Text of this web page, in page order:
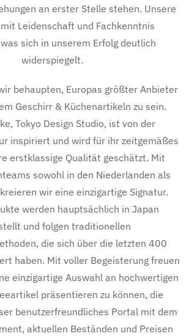
an erster Stelle stehen. Unsere
Leidenschaft und Fachkenntnis
sich in unserem Erfolg deutlich
widerspiegelt.
behaupten, Europas größter Anbieter
Geschirr & Küchenartikeln zu sein.
Tokyo Design Studio, ist von der
inspiriert und wird für ihr zeitgemäßes
erstklassige Qualität geschätzt. Mit
sowohl in den Niederlanden als
wir eine einzigartige Signatur.
werden hauptsächlich in Japan
und folgen traditionellen
die sich über die letzten 400
haben. Mit voller Begeisterung freuen
einzigartige Auswahl an hochwertigen
präsentieren zu können, die
benutzerfreundliches Portal mit dem
aktuellen Beständen und Preisen